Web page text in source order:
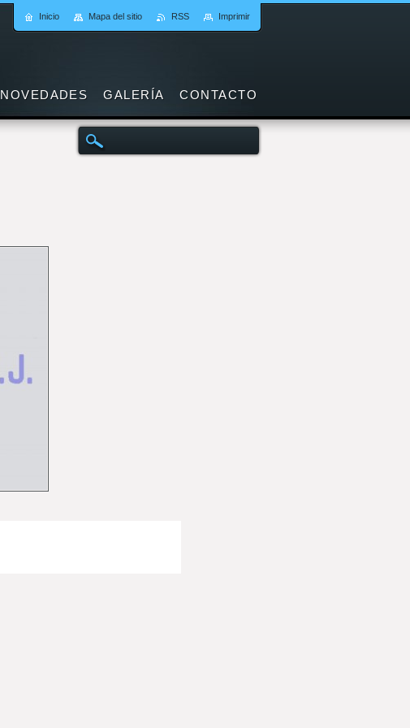
NOVEDADES GALERÍA CONTACTO
Inicio Mapa del sitio RSS Imprimir